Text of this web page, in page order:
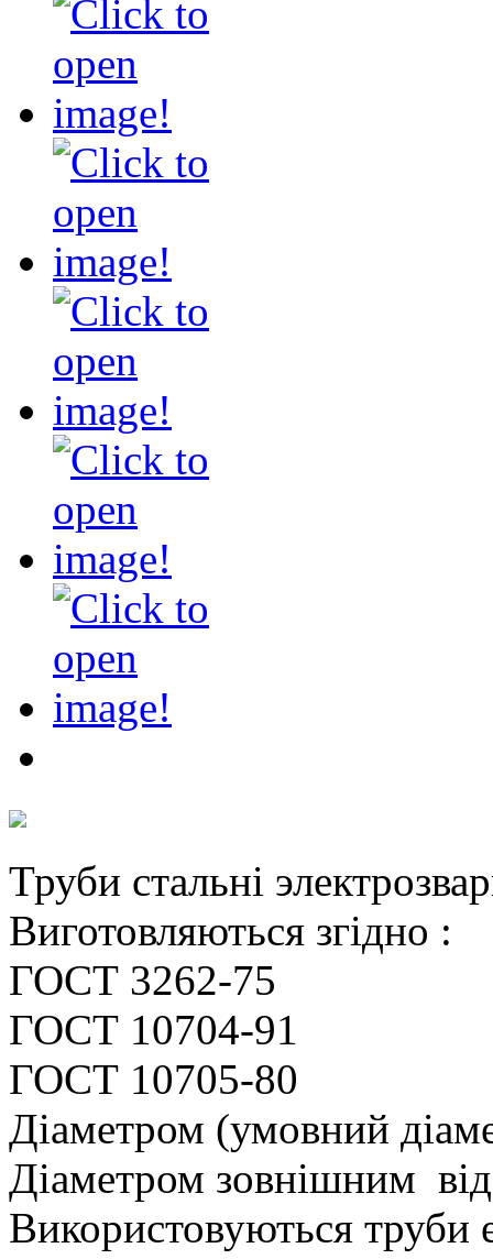
Труби стальні
Виготовляються
ГОСТ 3262-75
ГОСТ 10704-91
ГОСТ 10705-80
Діаметром (умовний
Діаметром зовнішним
Використовуються труби